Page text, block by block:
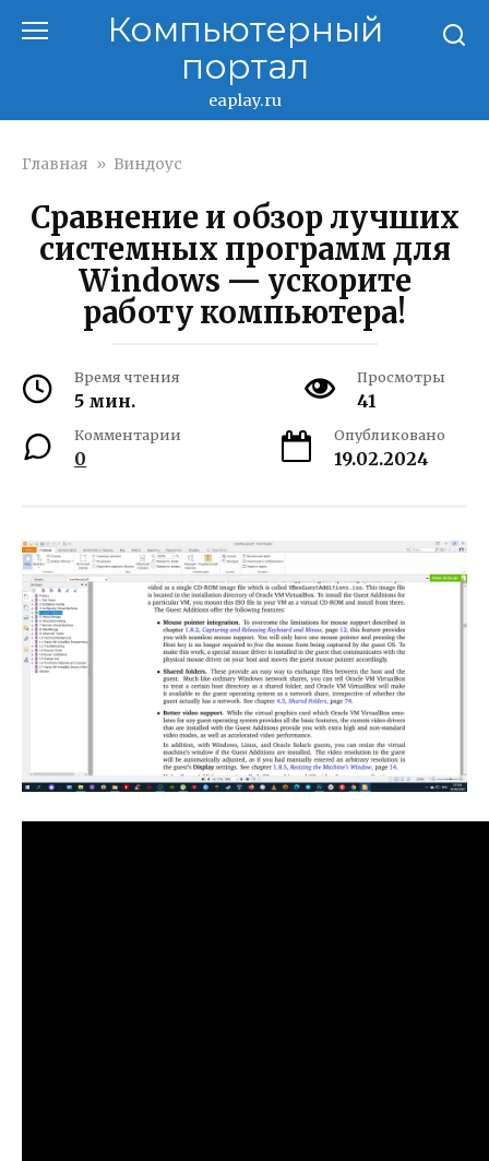
Компьютерный
портал
eaplay.ru
Главная » Виндоус
Сравнение и обзор лучших
системных программ для
Windows — ускорите
работу компьютера!
Время чтения
5 мин.
Просмотры
41
Комментарии
0
Опубликовано
19.02.2024